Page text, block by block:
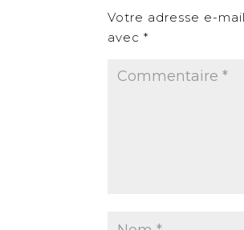
Votre adresse e-
avec*